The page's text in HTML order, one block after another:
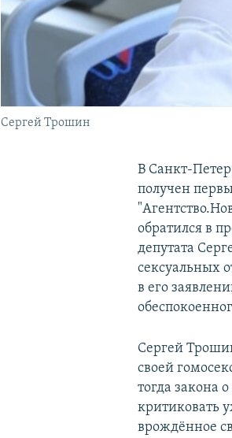
Сергей Трошин
В Санкт-
получен
обратился в
депутата
сексуальных
в его
Сергей
своей
тогда закона
критиковать
врождённое